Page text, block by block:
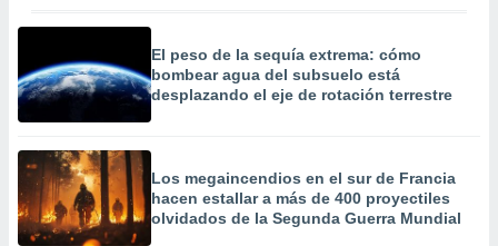
El peso de la sequía extrema: cómo
bombear agua del subsuelo está
desplazando el eje de rotación terrestre
Los megaincendios en el sur de Francia
hacen estallar a más de 400 proyectiles
olvidados de la Segunda Guerra Mundial